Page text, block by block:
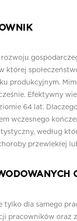
której
produkcyjnym.
Efektywny
64 lat.
wczesnego
według
przewlekłej
dla samego
pracowników oraz